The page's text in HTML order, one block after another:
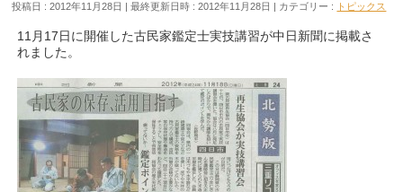
投稿日 : 2012年11月28日 最終更新日時 : 2012年11月28日 カテゴリー : トピックス
11月17日に開催した古民家鑑定士実技講習が中日新聞に掲載さ
れました。